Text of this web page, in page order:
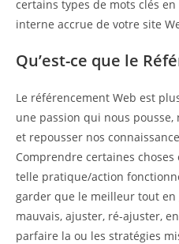
certains types de mots clés
interne accrue de votre site
Qu’est-ce que le
Le référencement Web est
une passion qui nous pousse,
et repousser nos
Comprendre certaines
telle pratique/action
garder que le meilleur tout
mauvais, ajuster, ré-ajuster,
parfaire la ou les stratégies